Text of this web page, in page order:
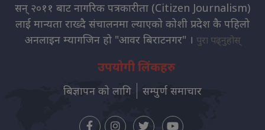
सन् २०११ बाट नागरिक पत्रकारीता (Citizen Journalism)
लाई मान्यता राख्दै संचालनमा ल्याएको कोशी प्रदेश कै पहिलो
अनलाइन म्यागजिन हो "आवर बिराटनगर" । पुरा पढ्नुहोस्
उपयोगी लिंकहरु
बिज्ञापन को लागि सम्पुर्ण समाचार